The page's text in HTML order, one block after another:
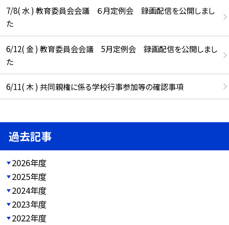
7/8( 水 ) 教育委員会会議 ６月定例会 録画配信を公開しまし
た
6/12( 金 ) 教育委員会会議 5月定例会 録画配信を公開しまし
た
6/11( 木 ) 共同親権に係る学校行事参加等の確認事項
過去記事
2026年度
2025年度
2024年度
2023年度
2022年度